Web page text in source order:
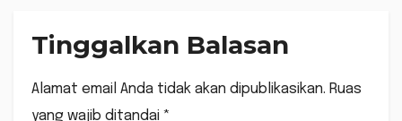
Tinggalkan Balasan
Alamat email Anda tidak akan dipublikasikan. Ruas
yang wajib ditandai *